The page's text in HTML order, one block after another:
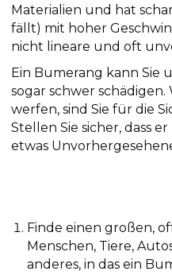
Materialien und hat
fällt) mit hoher
nicht lineare und oft
Ein Bumerang kann Sie
sogar schwer
werfen, sind Sie für die
Stellen Sie sicher, dass
etwas
Finde einen großen,
Menschen, Tiere,
anderes, in das ein